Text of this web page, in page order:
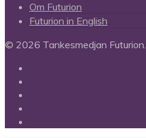
Om Futurion
Futurion in English
© 2026 Tankesmedjan Futurion.